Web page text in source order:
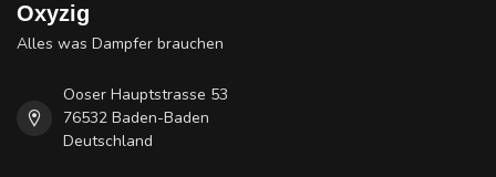
Oxyzig
Alles was Dampfer brauchen
Ooser Hauptstrasse 53
76532 Baden-Baden
Deutschland